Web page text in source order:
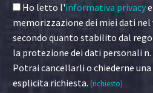
Ho letto l'informativa privacy
memorizzazione dei miei dati
secondo quanto stabilito dal
la protezione dei dati personali n.
Potrai cancellarli o chiederne
esplicita richiesta. (richiesto)